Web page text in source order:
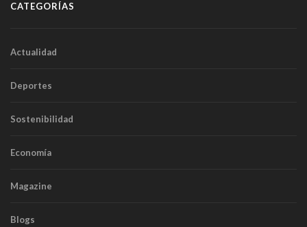
CATEGORÍAS
Actualidad
Deportes
Sostenibilidad
Economía
Magazine
Blogs